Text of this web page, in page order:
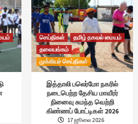
செய்திகள்
தமிழ் தகவல் மையம்
தலையங்கம்
முக்கியச் செய்திகள்
இத்தாலி பலெர்மோ நகரில்
நடைபெற்ற தேசிய மாவீரர்
நினைவு சுமந்த வெற்றி
கிண்ணப் போட்டிகள் 2026
17 ஜூலை 2026